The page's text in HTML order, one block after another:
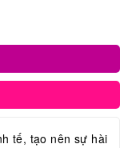
tế, tạo nên sự hài